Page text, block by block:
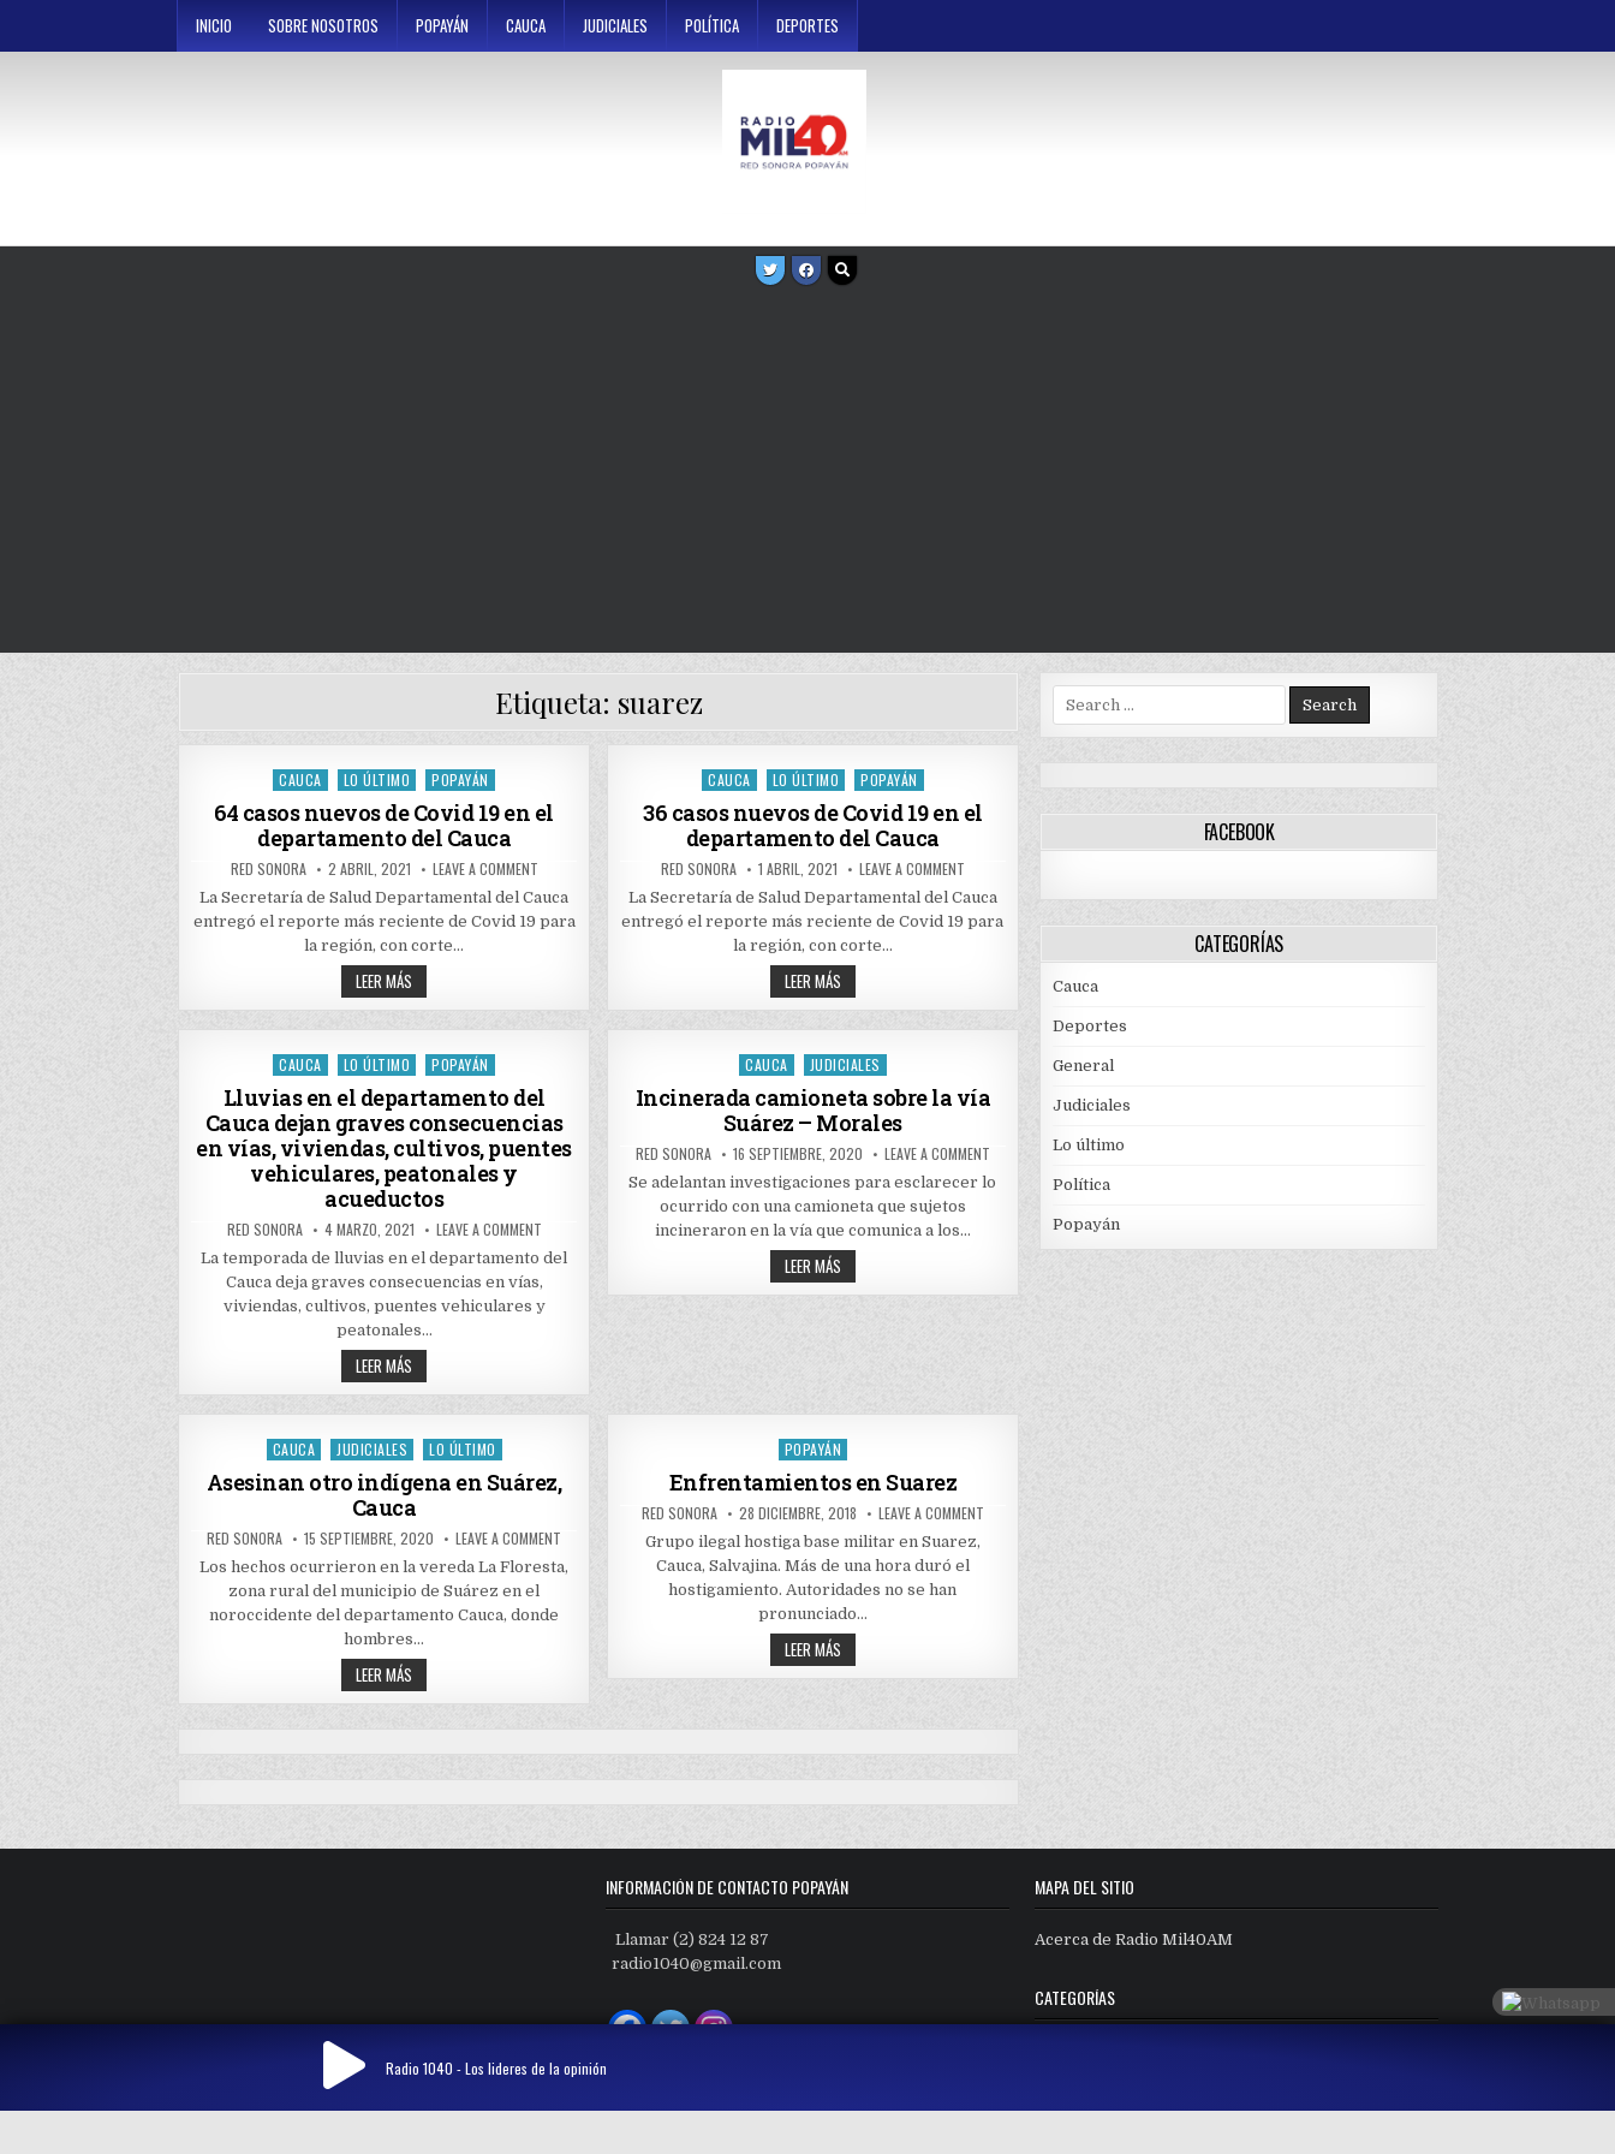
INICIO SOBRE NOSOTROS POPAYÁN CAUCA JUDICIALES POLÍTICA DEPORTES
Etiqueta: suarez
Posted
CAUCA LO ÚLTIMO POPAYÁN
64 casos nuevos de Covid 19 en el
departamento del Cauca
AUTHOR:
RED SONORA PUBLISHED
DATE:
2 ABRIL, 2021 LEAVE A COMMENTON
CASOS
DE
DEL
CAUCA
La Secretaría de Salud Departamental del Cauca
entregó el reporte más reciente de Covid 19 para
la región, con corte…
LEER MÁS
CASOS
NUEVOS
DE
19
EN
EL
DEPARTAMENTO
DEL
CAUCA
Posted
CAUCA LO ÚLTIMO POPAYÁN
36 casos nuevos de Covid 19 en el
departamento del Cauca
AUTHOR:
RED SONORA PUBLISHED
DATE:
1 ABRIL, 2021 LEAVE A COMMENTON
CASOS
DE
DEPARTAMENTO
DEL
CAUCA
La Secretaría de Salud Departamental del Cauca
entregó el reporte más reciente de Covid 19 para
la región, con corte…
LEER MÁS36
CASOS
NUEVOS
DE
19
EN
EL
DEPARTAMENTO
DEL
CAUCA
Posted
in
CAUCA LO ÚLTIMO POPAYÁN
Lluvias en el departamento del
Cauca dejan graves consecuencias
en vías, viviendas, cultivos, puentes
vehiculares, peatonales y
acueductos
AUTHOR:
RED SONORA PUBLISHED
DATE:
4 MARZO, 2021 LEAVE A COMMENTON
EN
DEPARTAMENTO
DEL
CAUCA
VIVIENDAS,
CULTIVOS,
ACUEDUCTOS
La temporada de lluvias en el departamento del
Cauca deja graves consecuencias en vías,
viviendas, cultivos, puentes vehiculares y
peatonales…
LEER MÁS
EN
EL
DEPARTAMENTO
CAUCA
DEJAN
GRAVES
CONSECUENCIAS
EN
VÍAS,
VIVIENDAS,
CULTIVOS,
PUENTES
VEHICULARES,
PEATONALES
Y
ACUEDUCTOS
Posted
CAUCA JUDICIALES
Incinerada camioneta sobre la vía
Suárez – Morales
AUTHOR:
RED SONORA PUBLISHED
DATE:
16 SEPTIEMBRE, 2020 LEAVE A COMMENTON
CAMIONETA
Se adelantan investigaciones para esclarecer lo
ocurrido con una camioneta que sujetos
incineraron en la vía que comunica a los…
LEER MÁSINCINERADA
CAMIONETA
SOBRE
Posted
CAUCA JUDICIALES LO ÚLTIMO
Asesinan otro indígena en Suárez,
Cauca
AUTHOR:
RED SONORA PUBLISHED
DATE:
15 SEPTIEMBRE, 2020 LEAVE A COMMENT
OTRO
INDÍGENA
Los hechos ocurrieron en la vereda La Floresta,
zona rural del municipio de Suárez en el
noroccidente del departamento Cauca, donde
hombres…
LEER MÁS
OTRO
INDÍGENA
Posted
in
POPAYÁN
Enfrentamientos en Suarez
AUTHOR:
RED SONORA PUBLISHED
DATE:
28 DICIEMBRE, 2018 LEAVE A COMMENTON
Grupo ilegal hostiga base militar en Suarez,
Cauca, Salvajina. Más de una hora duró el
hostigamiento. Autoridades no se han
pronunciado…
LEER MÁSENFRENTAMIENTOS
EN
SUAREZ
Search
for:
FACEBOOK
CATEGORÍAS
Cauca
Deportes
General
Judiciales
Lo último
Política
Popayán
INFORMACIÓN DE CONTACTO POPAYÁN
Llamar (2) 824 12 87
radio1040@gmail.com
MAPA DEL SITIO
Acerca de Radio Mil40AM
CATEGORÍAS
Radio 1040 - Los lideres de la opinión